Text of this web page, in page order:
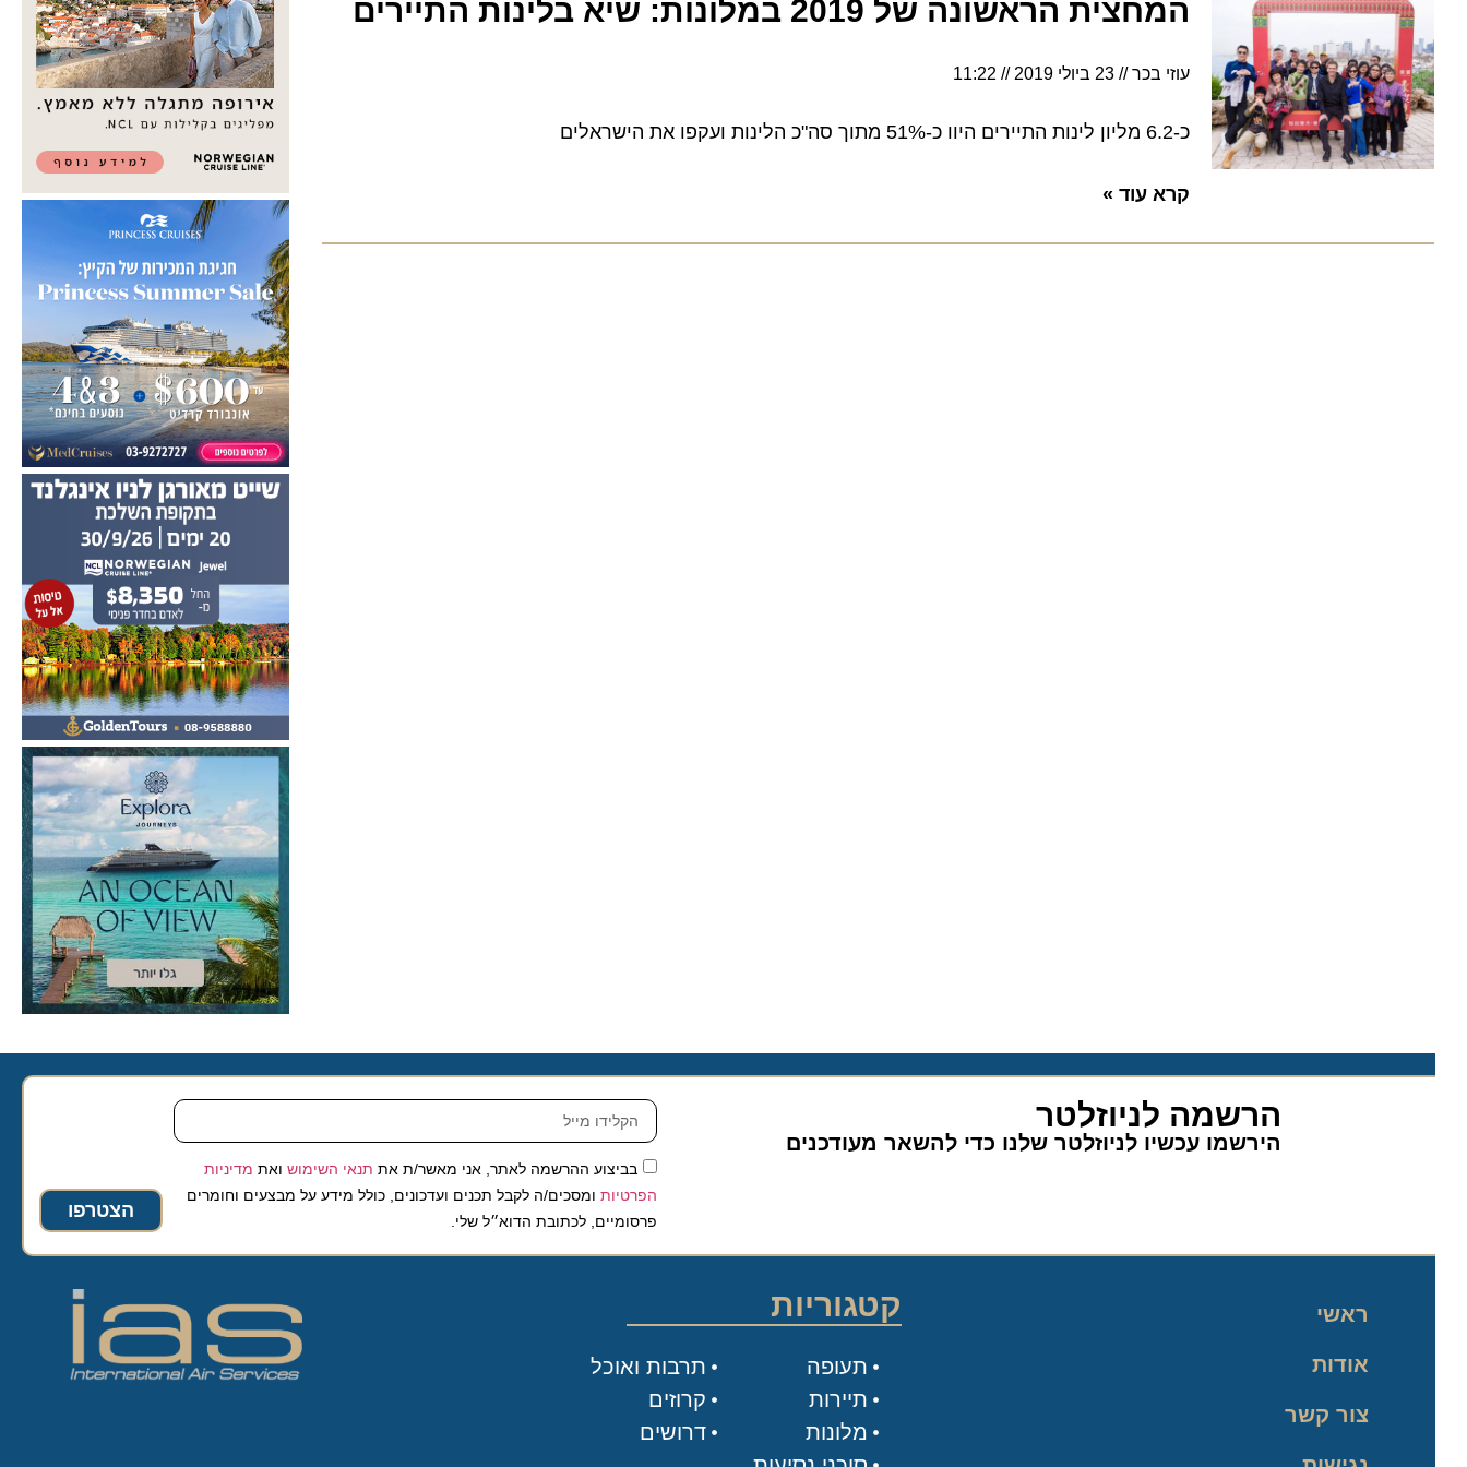
המחצית הראשונה של 2019 במלונות: שיא בלינות התיירים
עוזי בכר 23 ביולי 2019 11:22
כ-6.2 מליון לינות התיירים היוו כ-51% מתוך סה"כ הלינות ועקפו את הישראלים
קרא עוד »
הרשמה לניוזלטר
הירשמו עכשיו לניוזלטר שלנו כדי להשאר מעודכנים
בביצוע ההרשמה לאתר, אני מאשר/ת אתתנאי השימושואת מדיניות
הפרטיותומסכים/ה לקבל תכנים ועדכונים, כולל מידע על מבצעים וחומרים
פרסומיים, לכתובת הדוא״ל שלי.
הצטרפו
ראשי
אודות
צור קשר
קטגוריות
תעופה
תיירות
מלונות
תרבות ואוכל
קרוזים
דרושים